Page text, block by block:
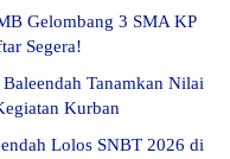
Gelombang 3 SMA KP
Segera!
Tanamkan Nilai
Kurban
Lolos SNBT 2026 di